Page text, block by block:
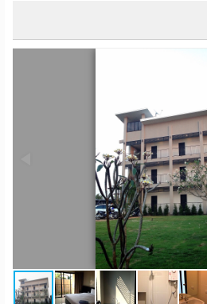
ค้นจากสถานศึกษา
ค้นจากแผนที่
ค้นแบบละเอียด
เดือน